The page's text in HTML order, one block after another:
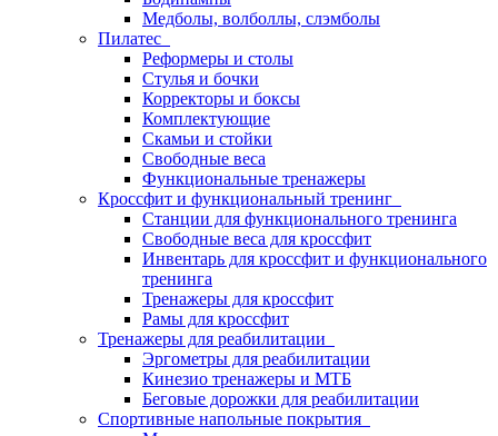
Медболы, волболлы, слэмболы
Пилатес
Реформеры и столы
Стулья и бочки
Корректоры и боксы
Комплектующие
Скамьи и стойки
Свободные веса
Функциональные тренажеры
Кроссфит и функциональный тренинг
Станции для функционального тренинга
Свободные веса для кроссфит
Инвентарь для кроссфит и функционального
тренинга
Тренажеры для кроссфит
Рамы для кроссфит
Тренажеры для реабилитации
Эргометры для реабилитации
Кинезио тренажеры и МТБ
Беговые дорожки для реабилитации
Спортивные напольные покрытия